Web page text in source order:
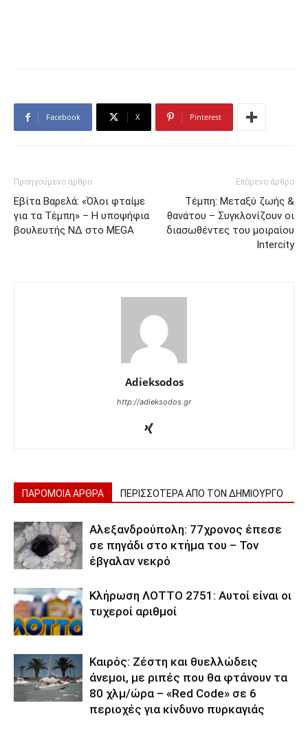
Facebook X Pinterest
Προηγούμενο άρθρο
Εβίτα Βαρελά: «Όλοι φταίμε
για τα Τέμπη» – Η υποψήφια
βουλευτής ΝΔ στο MEGA
Επόμενο άρθρο
Τέμπη: Μεταξύ ζωής &
θανάτου – Συγκλονίζουν οι
διασωθέντες του μοιραίου
Intercity
Adieksodos
http://adieksodos.gr
ΠΑΡΟΜΟΙΑ ΑΡΘΡΑ ΠΕΡΙΣΣΟΤΕΡΑ ΑΠΟ ΤΟΝ ΔΗΜΙΟΥΡΓΟ
Αλεξανδρούπολη: 77χρονος έπεσε
σε πηγάδι στο κτήμα του – Τον
έβγαλαν νεκρό
Κλήρωση ΛΟΤΤΟ 2751: Αυτοί είναι οι
τυχεροί αριθμοί
Καιρός: Ζέστη και θυελλώδεις
άνεμοι, με ριπές που θα φτάνουν τα
80 χλμ/ώρα – «Red Code» σε 6
περιοχές για κίνδυνο πυρκαγιάς